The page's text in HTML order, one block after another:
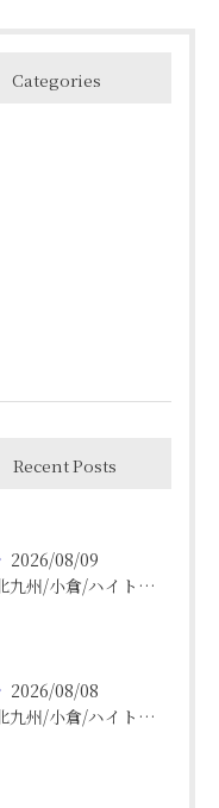
Categories
Recent Posts
2026/08/09
北九州/小倉/ハイトーン/ケアブリーチ/ブリーチカラー
2026/08/08
北九州/小倉/ハイトーン/ケアブリーチ/ブリーチカラー